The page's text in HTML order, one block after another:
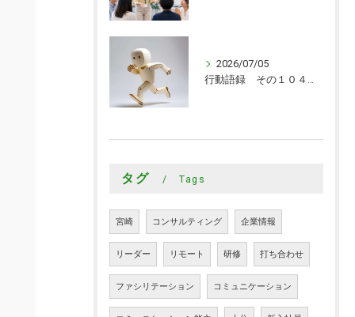
2026/07/05
行動語録 その１０４０ 行動あるのみ！
タグ Tags
宮崎 コンサルティング 企業情報
リーダー リモート 研修 打ち合わせ
ファシリテーション コミュニケーション